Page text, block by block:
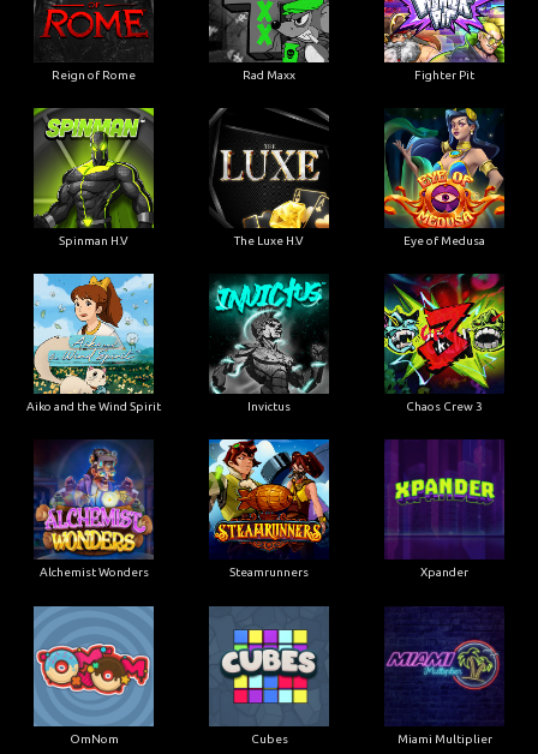
Reign of Rome Rad Maxx Fighter Pit
Spinman H.V The Luxe H.V Eye of Medusa
Aiko and the Wind Spirit Invictus Chaos Crew 3
Alchemist Wonders Steamrunners Xpander
OmNom Cubes Miami Multiplier